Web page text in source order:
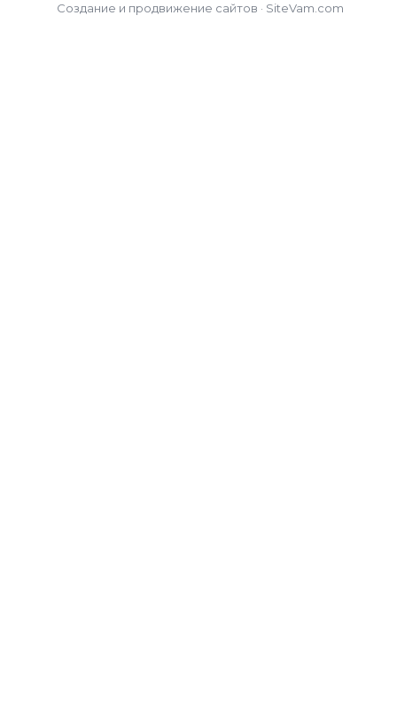
Создание и продвижение сайтов · SiteVam.com